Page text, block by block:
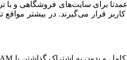
برای سایت‌های فروشگاهی و با
قرار می‌گیرند. در بیشتر